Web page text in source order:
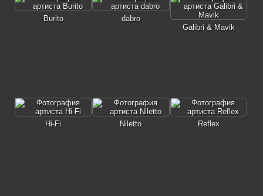
Burito
dabro
Galibri & Mavik
Hi-Fi Niletto Reflex